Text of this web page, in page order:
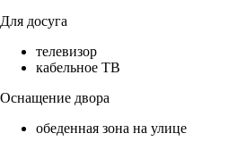
Для досуга
телевизор
кабельное ТВ
Оснащение двора
обеденная зона на улице